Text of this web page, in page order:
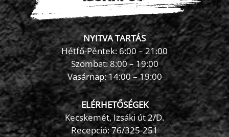
NYITVA TARTÁS
Hétfő-Péntek: 6:00 – 21:00
Szombat: 8:00 – 19:00
Vasárnap: 14:00 – 19:00
ELÉRHETŐSÉGEK
Kecskemét, Izsáki út 2/D.
Recepció:76/325-251